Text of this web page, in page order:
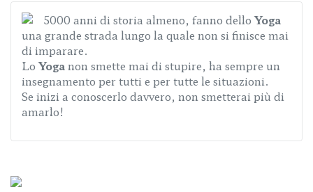
5000 anni di storia almeno, fanno delloYoga
una grande strada lungo la quale non si finisce mai
di imparare.
LoYoganon smette mai di stupire, ha sempre un
insegnamento per tutti e per tutte le situazioni.
Se inizi a conoscerlo davvero, non smetterai più di
amarlo!